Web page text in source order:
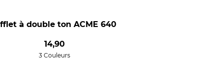
à double ton ACME 640
14,90
3 Couleurs